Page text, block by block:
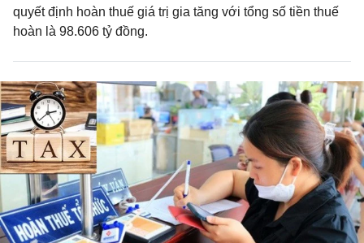
quyết định hoàn thuế giá trị gia tăng với tổng số tiền thuế
hoàn là 98.606 tỷ đồng.